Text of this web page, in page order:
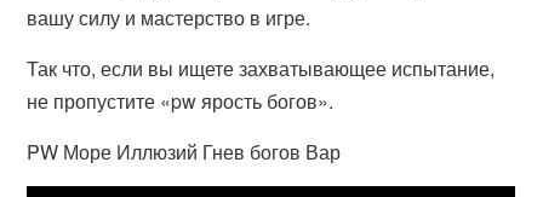
вашу силу и мастерство в игре.
Так что, если вы ищете захватывающее испытание,
не пропустите «pw ярость богов».
PW Море Иллюзий Гнев богов Вар